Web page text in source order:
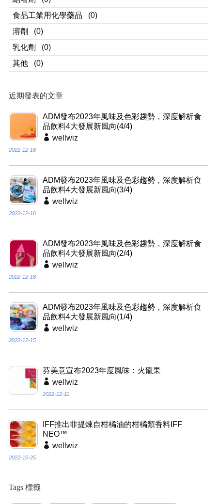
食品工業用化學藥品
(0)
溶劑
(0)
乳化劑
(0)
其他
(0)
近期發表的文章
ADM發布2023年風味及色彩趨勢，深度解析食
品飲料4大發展新風向(4/4)
wellwiz
2022-12-16
ADM發布2023年風味及色彩趨勢，深度解析食
品飲料4大發展新風向(3/4)
wellwiz
2022-12-16
ADM發布2023年風味及色彩趨勢，深度解析食
品飲料4大發展新風向(2/4)
wellwiz
2022-12-16
ADM發布2023年風味及色彩趨勢，深度解析食
品飲料4大發展新風向(1/4)
wellwiz
2022-12-15
芬美意宣布2023年度風味：火龍果
wellwiz
2022-12-11
IFF推出非提煉自柑橘油的柑橘類香料IFF
NEO™
wellwiz
2022-10-25
Tags 標籤